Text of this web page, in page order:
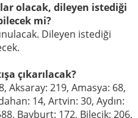
olacak, dileyen istediği
mi?
Dileyen istediği
çıkarılacak?
Aksaray: 219, Amasya: 68,
14, Artvin: 30, Aydın:
Bayburt: 172, Bilecik: 206,